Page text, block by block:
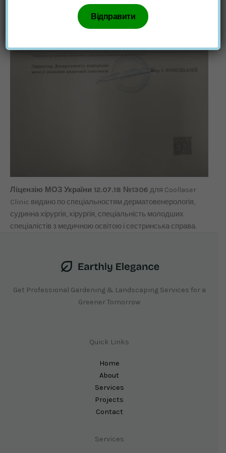
Ліцензію МОЗ України 12.07.18 №1306 для Coollaser
Clinic видано по спеціальностям дерматовенерологія,
судинна хірургія, хірургія, спеціальність молодших
спеціалістів з медичною освітою і сестринська справа.
Get Professional Gardening & Landscaping Services for a
Greener Tomorrow
Quick Links
Home
About
Services
Projects
Contact
Services